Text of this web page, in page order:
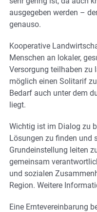
ausgegeben werden –
genauso.
Kooperative
Menschen an lokaler,
Versorgung teilhaben zu
möglich einen Solitarif
Bedarf auch unter dem
liegt.
Wichtig ist im Dialog zu
Lösungen zu finden und
Grundeinstellung leiten
gemeinsam
und sozialen
Region. Weitere
Eine Erntevereinbarung